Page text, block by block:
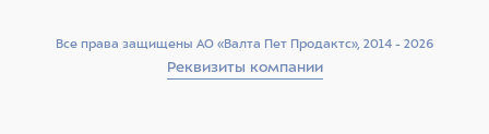
Все права защищены АО «Валта Пет Продактс», 2014 - 2026
Реквизиты компании